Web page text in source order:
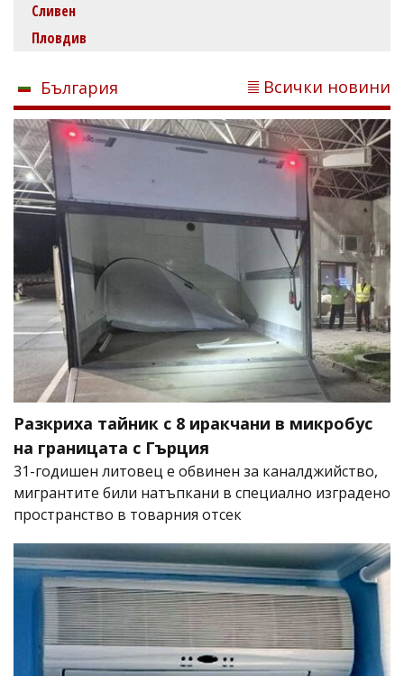
Сливен
Пловдив
България Всички новини
Разкриха тайник с 8 иракчани в микробус
на границата с Гърция
31-годишен литовец е обвинен за каналджийство,
мигрантите били натъпкани в специално изградено
пространство в товарния отсек